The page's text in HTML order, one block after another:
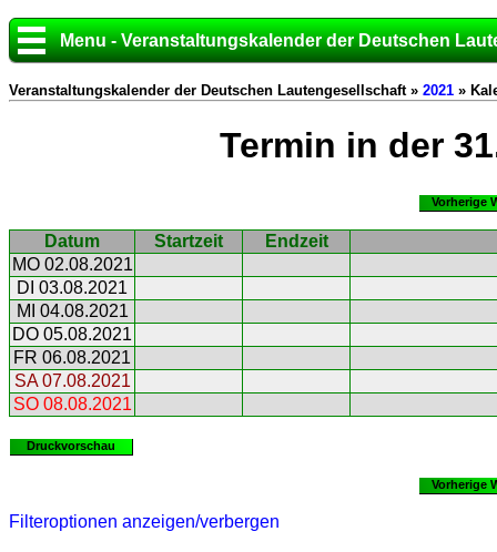
Menu - Veranstaltungskalender der Deutschen
Veranstaltungskalender der Deutschen Lautengesellschaft » 2021 »
Termin in der
Vorherige
Datum Startzeit
Endzeit
MO 02.08.2021
DI 03.08.2021
MI 04.08.2021
DO 05.08.2021
FR 06.08.2021
SA 07.08.2021
SO 08.08.2021
Druckvorschau
Vorherige
Filteroptionen anzeigen/verbergen